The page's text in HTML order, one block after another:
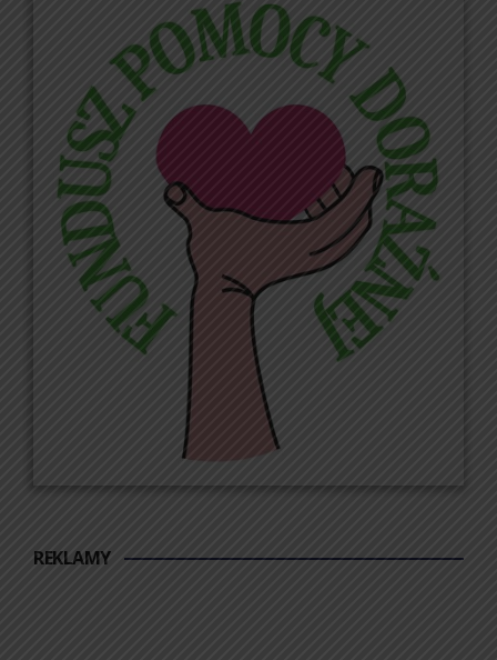
REKLAMY